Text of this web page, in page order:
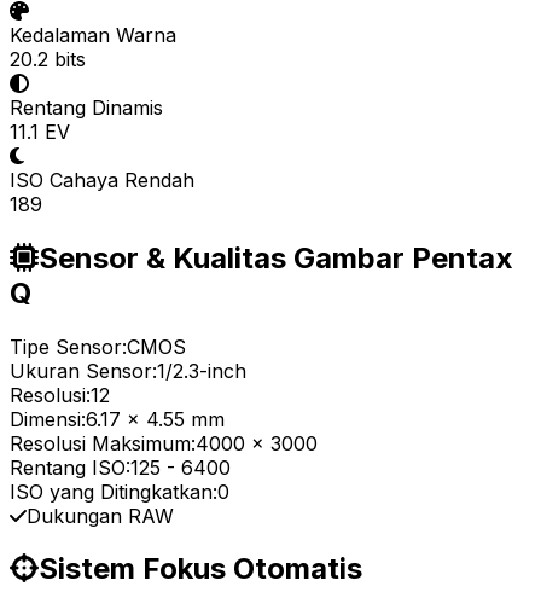
Kedalaman Warna
20.2 bits
Rentang Dinamis
11.1 EV
ISO Cahaya Rendah
189
Sensor & Kualitas Gambar Pentax
Q
Tipe Sensor:CMOS
Ukuran Sensor:1/2.3-inch
Resolusi:12
Dimensi:6.17 x 4.55 mm
Resolusi Maksimum:4000 x 3000
Rentang ISO:125 - 6400
ISO yang Ditingkatkan:0
Dukungan RAW
Sistem Fokus Otomatis